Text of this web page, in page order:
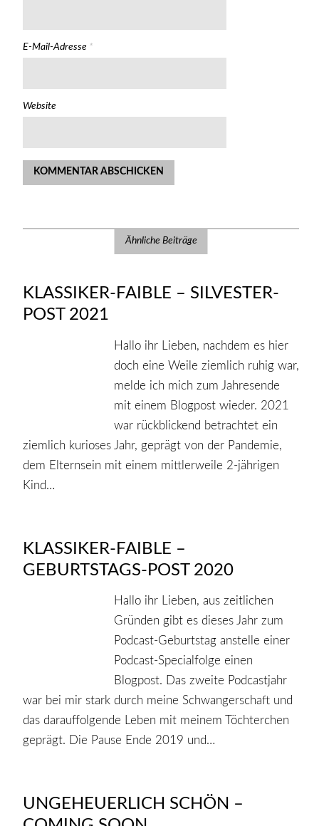
E-Mail-Adresse *
Website
Ähnliche Beiträge
KLASSIKER-FAIBLE – SILVESTER-
POST 2021
Hallo ihr Lieben, nachdem es hier
doch eine Weile ziemlich ruhig war,
melde ich mich zum Jahresende
mit einem Blogpost wieder. 2021
war rückblickend betrachtet ein
ziemlich kurioses Jahr, geprägt von der Pandemie,
dem Elternsein mit einem mittlerweile 2-jährigen
Kind…
KLASSIKER-FAIBLE –
GEBURTSTAGS-POST 2020
Hallo ihr Lieben, aus zeitlichen
Gründen gibt es dieses Jahr zum
Podcast-Geburtstag anstelle einer
Podcast-Specialfolge einen
Blogpost. Das zweite Podcastjahr
war bei mir stark durch meine Schwangerschaft und
das darauffolgende Leben mit meinem Töchterchen
geprägt. Die Pause Ende 2019 und…
UNGEHEUERLICH SCHÖN –